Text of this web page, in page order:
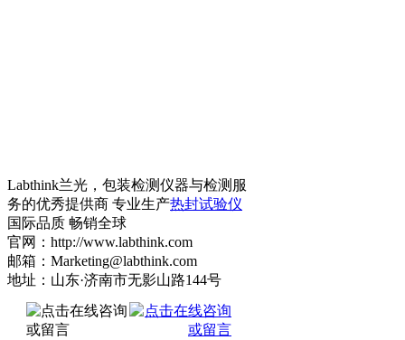
Labthink兰光，包装检测仪器与检测服
务的优秀提供商 专业生产热封试验仪
国际品质 畅销全球
官网：http://www.labthink.com
邮箱：Marketing@labthink.com
地址：山东·济南市无影山路144号